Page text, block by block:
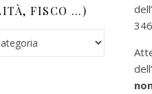
FISCO …)
utilizza il menù a